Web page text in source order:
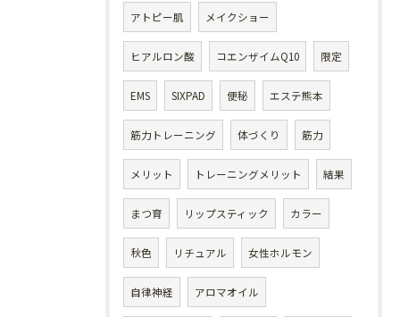
アトピー肌 メイクショー
ヒアルロン酸 コエンザイムQ10 限定
EMS SIXPAD 便秘 エステ熊本
筋力トレーニング 体づくり 筋力
メリット トレーニングメリット 結果
まつ育 リップスティック カラー
秋色 リチュアル 女性ホルモン
自律神経 アロマオイル